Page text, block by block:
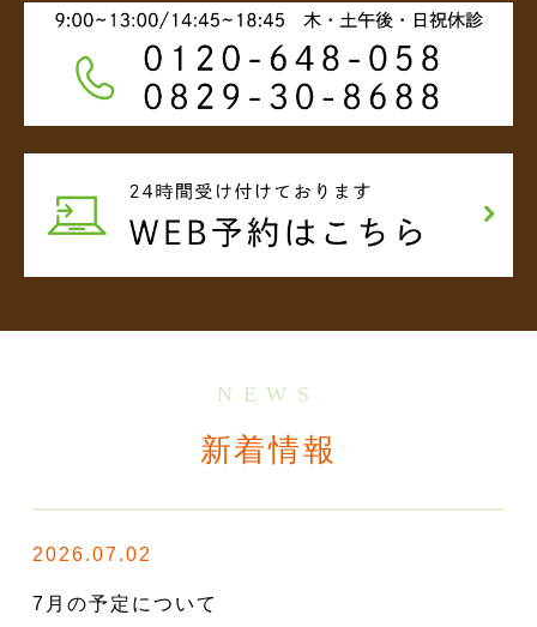
NEWS
新着情報
2026.07.02
7月の予定について